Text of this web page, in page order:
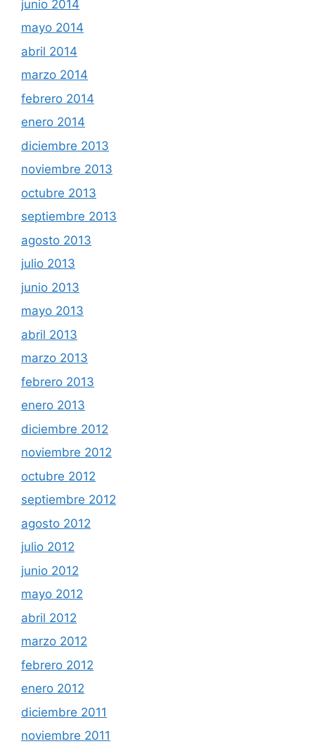
junio 2014
mayo 2014
abril 2014
marzo 2014
febrero 2014
enero 2014
diciembre 2013
noviembre 2013
octubre 2013
septiembre 2013
agosto 2013
julio 2013
junio 2013
mayo 2013
abril 2013
marzo 2013
febrero 2013
enero 2013
diciembre 2012
noviembre 2012
octubre 2012
septiembre 2012
agosto 2012
julio 2012
junio 2012
mayo 2012
abril 2012
marzo 2012
febrero 2012
enero 2012
diciembre 2011
noviembre 2011